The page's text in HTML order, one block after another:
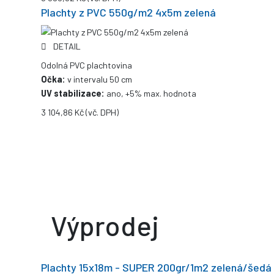
Plachty z PVC 550g/m2 4x5m zelená
DETAIL
Odolná PVC plachtovina
Očka: v intervalu 50 cm
UV stabilizace: ano, +5% max. hodnota
3 104,86 Kč(vč. DPH)
Výprodej
Plachty 15x18m - SUPER 200gr/1m2 zelená/šedá